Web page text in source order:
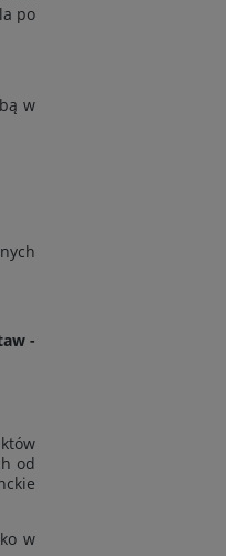
po
w
-
od
w